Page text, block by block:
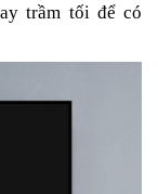
trầm tối để có